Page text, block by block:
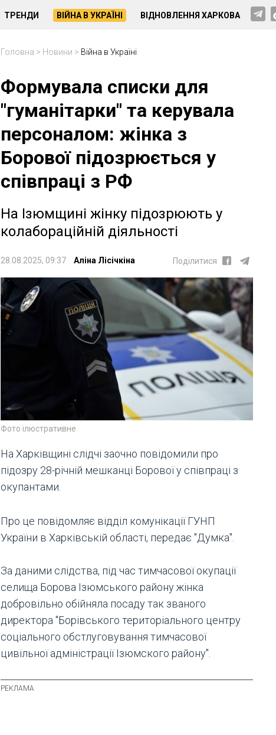
ТРЕНДИ ВІЙНА В УКРАЇНІ ВІДНОВЛЕННЯ ХАРКОВА
Головна > Новини > Війна в Україні
Формувала списки для
"гуманітарки" та керувала
персоналом: жінка з
Борової підозрюється у
співпраці з РФ
На Ізюмщині жінку підозрюють у
колабораційній діяльності
28.08.2025, 09:37 Аліна Лісічкіна Поділитися
Фото ілюстративне
На Харківщині слідчі заочно повідомили про
підозру 28-річній мешканці Борової у співпраці з
окупантами.
Про це повідомляє відділ комунікації ГУНП
України в Харківській області, передає "Думка".
За даними слідства, під час тимчасової окупації
селища Борова Ізюмського району жінка
добровільно обійняла посаду так званого
директора "Борівського територіального центру
соціального обстлуговування тимчасової
цивільної адміністрації Ізюмского району".